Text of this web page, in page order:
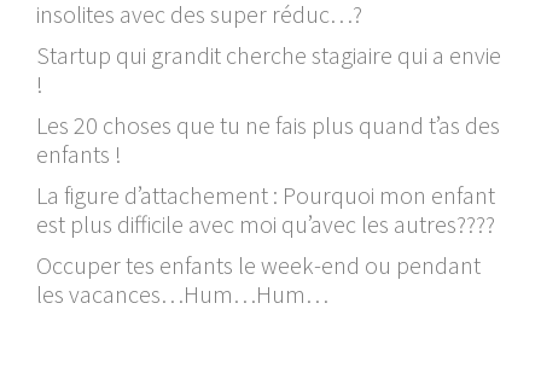
insolites avec des super réduc…?
Startup qui grandit cherche stagiaire qui a envie
!
Les 20 choses que tu ne fais plus quand t’as des
enfants !
La figure d’attachement : Pourquoi mon enfant
est plus difficile avec moi qu’avec les autres????
Occuper tes enfants le week-end ou pendant
les vacances…Hum…Hum…